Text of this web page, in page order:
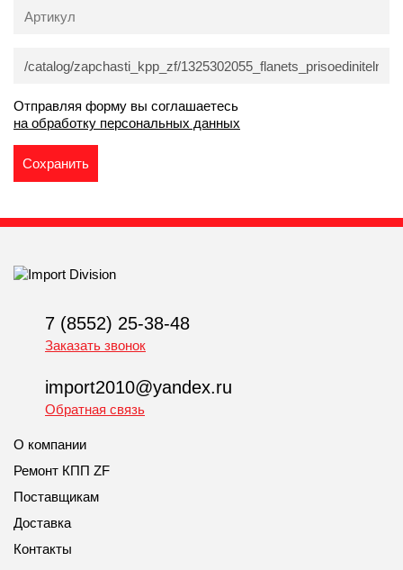
Отправляя форму вы соглашаетесь
на обработку персональных данных
7 (8552) 25-38-48
Заказать звонок
import2010@yandex.ru
Обратная связь
О компании
Ремонт КПП ZF
Поставщикам
Доставка
Контакты